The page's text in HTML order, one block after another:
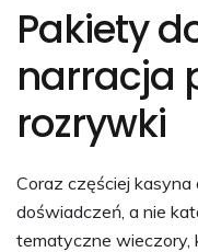
Pakiety
narracja
rozrywki
Coraz częściej
doświadczeń, a nie
tematyczne wieczory,